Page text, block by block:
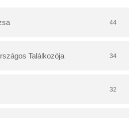
44
Találkozója 34
32